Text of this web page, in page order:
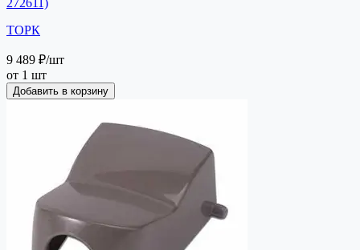
ТОРК
9 489 ₽/шт
от 1 шт
Добавить в корзину